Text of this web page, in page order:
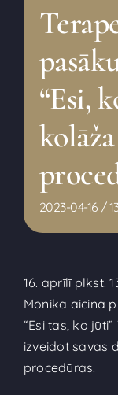
“Esi,
2023-04-16 /
16. aprīlī plkst.
Monika aicina
“Esi tas, ko
izveidot savas
procedūras.